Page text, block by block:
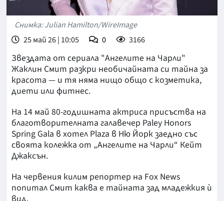
Снимка: Julian Hamilton/WireImage
25 май 26 | 10:05
0 3166
Звездата от сериала "Ангелите на Чарли"
Жаклин Смит разкри необичайната си тайна за
красота — и тя няма нищо общо с козметика,
диети или фитнес.
На 14 май 80-годишната актриса присъства на
благотворителната галавечер Paley Honors
Spring Gala в хотел Plaza в Ню Йорк заедно със
своята колежка от „Ангелите на Чарли“ Кейт
Джаксън.
На червения килим репортер на Fox News
попитал Смит каква е тайната зад младежкия ѝ